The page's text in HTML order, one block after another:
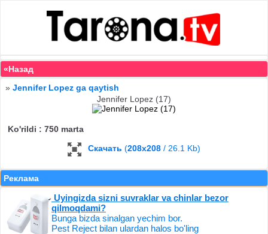
«Назад
» Jennifer Lopez ga qaytish
Jennifer Lopez (17)
Ko'rildi : 750 marta
Скачать (208x208 / 26.1 Kb)
Реклама
Uyingizda sizni suvraklar va chinlar bezor
qilmoqdami?
Bunga bizda sinalgan yechim bor.
Pest Reject bilan ulardan halos bo'ling